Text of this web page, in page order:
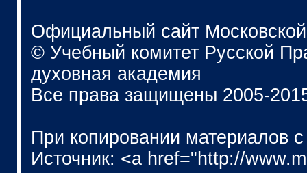
Официальный сайт
© Учебный комитет Русской
духовная академия
Все права защищены 2005-
При копировании материалов
Источник: <a href="http://